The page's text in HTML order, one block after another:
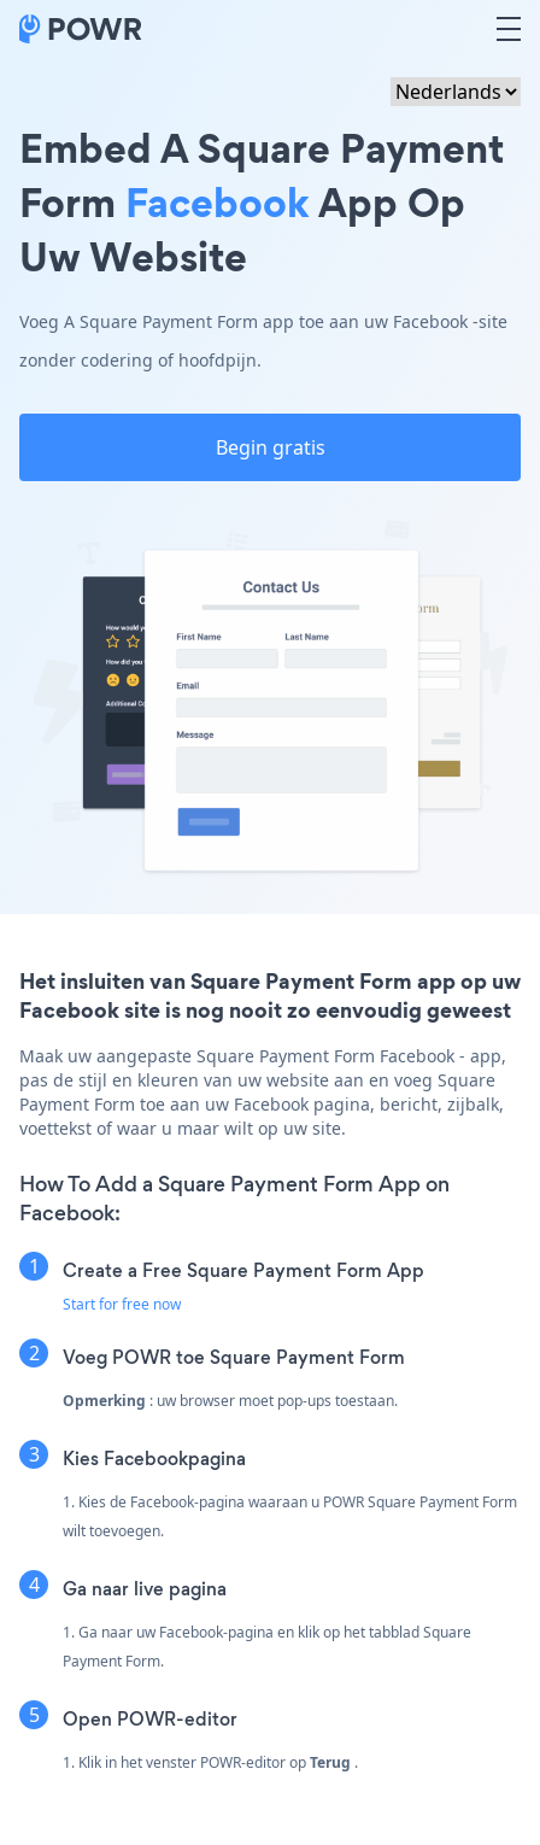
Embed A Square Payment
Form FacebookApp Op
Uw Website
Voeg A Square Payment Form app toe aan uw Facebook -site
zonder codering of hoofdpijn.
Begin gratis
Het insluiten van Square Payment Form app op uw
Facebook site is nog nooit zo eenvoudig geweest
Maak uw aangepaste Square Payment Form Facebook - app,
pas de stijl en kleuren van uw website aan en voeg Square
Payment Form toe aan uw Facebook pagina, bericht, zijbalk,
voettekst of waar u maar wilt op uw site.
How To Add a Square Payment Form App on
Facebook:
Create a Free Square Payment Form App
Start for free now
Voeg POWR toe Square Payment Form
Opmerking : uw browser moet pop-ups toestaan.
Kies Facebookpagina
1. Kies de Facebook-pagina waaraan u POWR Square Payment Form
wilt toevoegen.
Ga naar live pagina
1. Ga naar uw Facebook-pagina en klik op het tabblad Square
Payment Form.
Open POWR-editor
1. Klik in het venster POWR-editor opTerug .